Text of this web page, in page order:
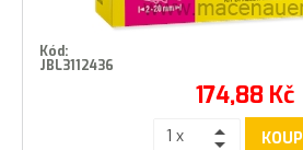
Kód:
JBL3112436
174,88 Kč